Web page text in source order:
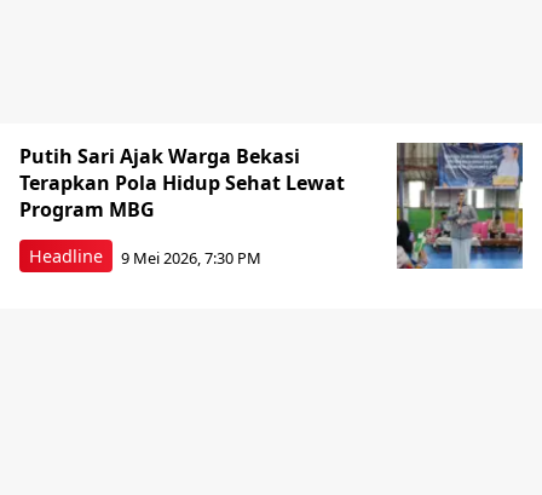
Headline
Putih Sari Ajak Warga Bekasi
Terapkan Pola Hidup Sehat Lewat
Program MBG
9 Mei 2026, 7:30 PM